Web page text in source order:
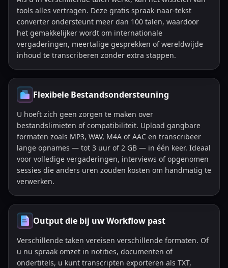
tools alles vertragen. Deze gratis spraak-naar-tekst
converter ondersteunt meer dan 100 talen, waardoor
het gemakkelijker wordt om internationale
vergaderingen, meertalige gesprekken of wereldwijde
inhoud te transcriberen zonder extra stappen.
Flexibele Bestandsondersteuning
U hoeft zich geen zorgen te maken over
bestandslimieten of compatibiliteit. Upload gangbare
formaten zoals MP3, WAV, M4A of AAC en transcribeer
lange opnames — tot 3 uur of 2 GB — in één keer. Ideaal
voor volledige vergaderingen, interviews of opgenomen
sessies die anders uren zouden kosten om handmatig te
verwerken.
Output die bij uw Workflow past
Verschillende taken vereisen verschillende formaten. Of
u nu spraak omzet in notities, documenten of
ondertitels, u kunt transcripten exporteren als TXT,